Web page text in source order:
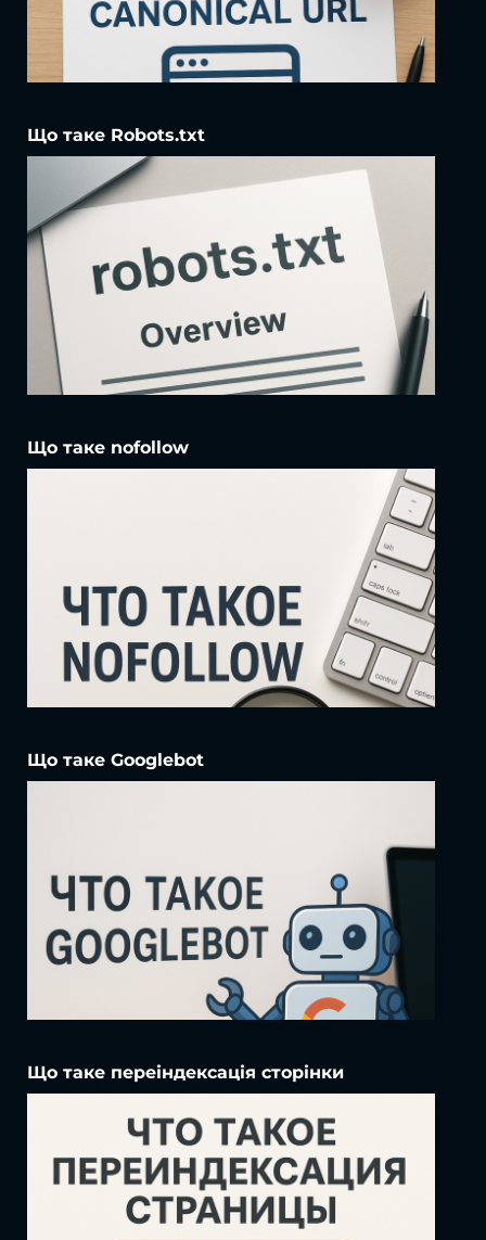
Що таке Robots.txt
Що таке nofollow
Що таке Googlebot
Що таке переіндексація сторінки